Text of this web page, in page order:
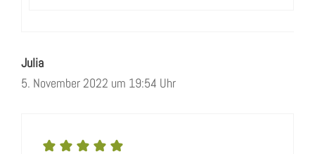
Julia
5. November 2022 um 19:54 Uhr